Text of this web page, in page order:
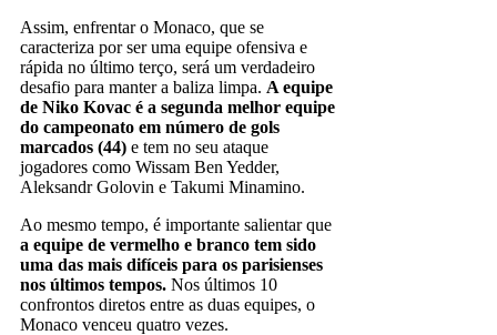
Assim, enfrentar o Monaco, que se
caracteriza por ser uma equipe ofensiva e
rápida no último terço, será um verdadeiro
desafio para manter a baliza limpa. A equipe
de Niko Kovac é a segunda melhor equipe
do campeonato em número de gols
marcados (44) e tem no seu ataque
jogadores como Wissam Ben Yedder,
Aleksandr Golovin e Takumi Minamino.
Ao mesmo tempo, é importante salientar que
a equipe de vermelho e branco tem sido
uma das mais difíceis para os parisienses
nos últimos tempos. Nos últimos 10
confrontos diretos entre as duas equipes, o
Monaco venceu quatro vezes.